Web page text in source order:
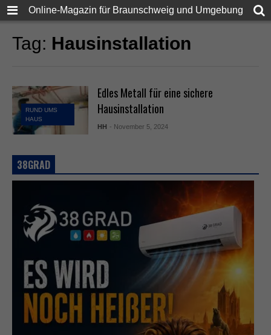
Online-Magazin für Braunschweig und Umgebung
Tag: Hausinstallation
RUND UMS
HAUS
Edles Metall für eine sichere
Hausinstallation
HH - November 5, 2024
38GRAD